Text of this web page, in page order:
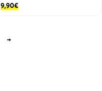
9,90€
→